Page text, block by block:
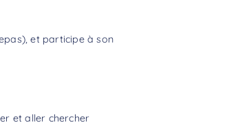
et participe à son
et aller chercher